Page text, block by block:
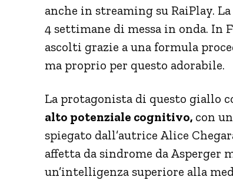
anche in streaming su RaiPlay.
4 settimane di messa in onda. In
ascolti grazie a una formula
ma proprio per questo adorabile.
La protagonista di questo giallo
alto potenziale cognitivo, con
spiegato dall’autrice Alice
affetta da sindrome da Asperger
un’intelligenza superiore alla